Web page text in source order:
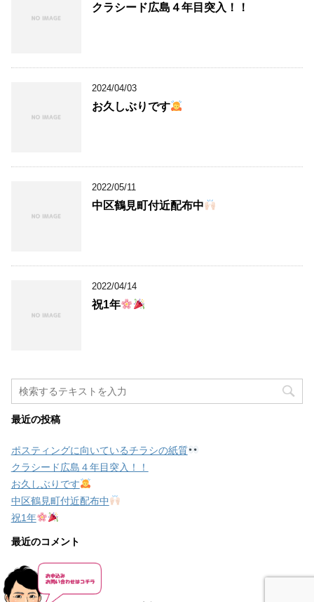
クラシード広島４年目突入！！
2024/04/03
お久しぶりです
2022/05/11
中区鶴見町付近配布中
2022/04/14
祝1年
最近の投稿
ポスティングに向いているチラシの紙質
クラシード広島４年目突入！！
お久しぶりです
中区鶴見町付近配布中
祝1年
最近のコメント